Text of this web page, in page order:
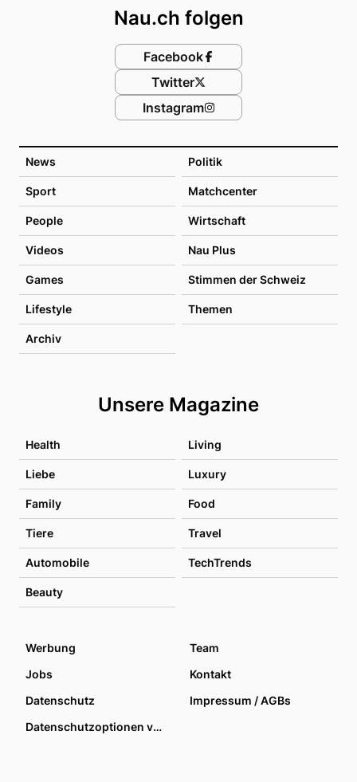
News Politik
Sport Matchcenter
People Wirtschaft
Videos Nau Plus
Games Stimmen der Schweiz
Lifestyle Themen
Archiv
Unsere Magazine
Health Living
Liebe Luxury
Family Food
Tiere Travel
Automobile TechTrends
Beauty
Nau.ch folgen
Facebook
Twitter
Instagram
Werbung
Team
Jobs
Kontakt
Datenschutz
Impressum / AGBs
Datenschutzoptionen verwalten